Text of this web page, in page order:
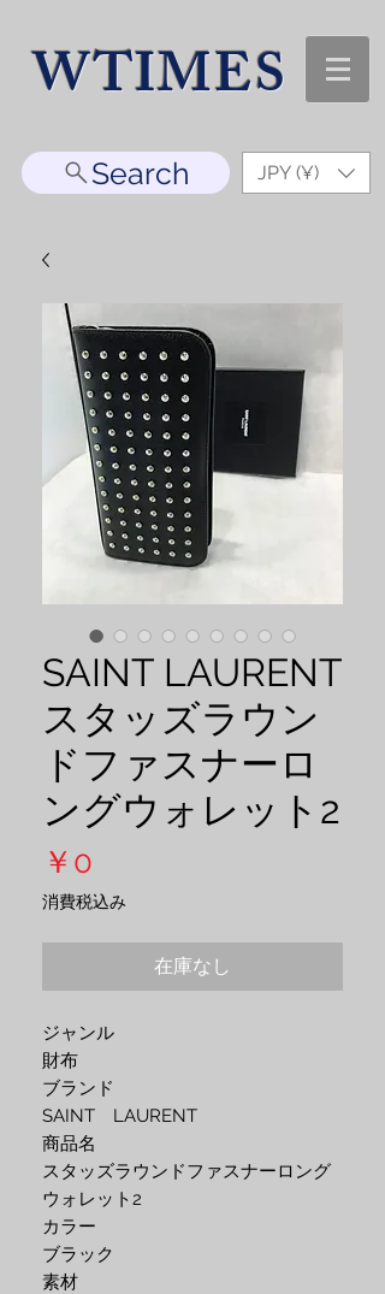
WTIMES
Search JPY (¥)
SAINT LAURENT
スタッズラウン
ドファスナーロ
ングウォレット2
￥0
格
消費税込み
在庫なし
ジャンル
財布
ブランド
SAINT LAURENT
商品名
スタッズラウンドファスナーロング
ウォレット2
カラー
ブラック
素材